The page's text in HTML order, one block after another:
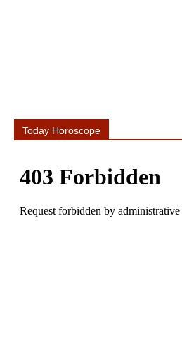
Today Horoscope